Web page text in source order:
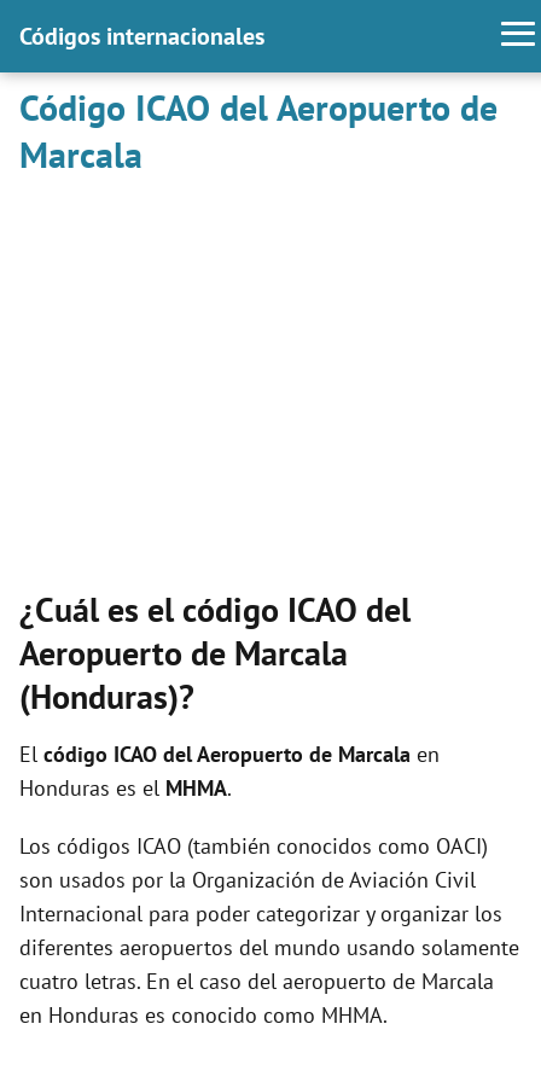
Códigos internacionales
Código ICAO del Aeropuerto de
Marcala
¿Cuál es el código ICAO del
Aeropuerto de Marcala
(Honduras)?
El código ICAO delAeropuerto de Marcala en
Honduras es el MHMA.
Los códigos ICAO (también conocidos como OACI)
son usados por la Organización de Aviación Civil
Internacional para poder categorizar y organizar los
diferentes aeropuertos del mundo usando solamente
cuatro letras. En el caso del aeropuerto de Marcala
en Honduras es conocido como MHMA.